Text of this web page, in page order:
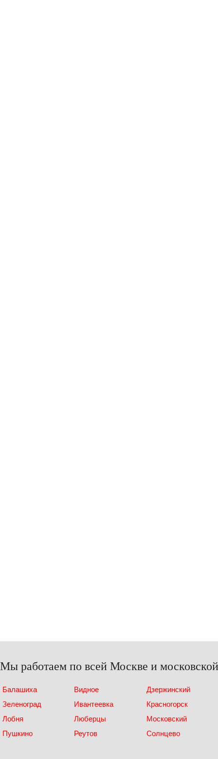
Мы работаем по всей Москве и
Балашиха Видное
Дзержинский
Зеленоград
Ивантеевка
Красногорск
Лобня
Люберцы
Московский
Пушкино
Реутов Солнцево